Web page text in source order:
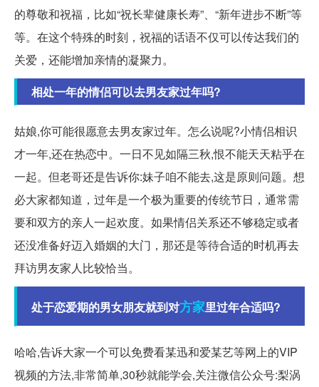
的尊敬和祝福，比如“祝长辈健康长寿”、“新年进步不断”等
等。在这个特殊的时刻，祝福的话语不仅可以传达我们的
关爱，还能增加亲情的凝聚力。
相处一年的情侣可以去男友家过年吗?
姑娘,你可能很愿意去男友家过年。怎么说呢?小情侣相识
才一年,还在热恋中。一日不见如隔三秋,恨不能天天粘乎在
一起。但老哥还是告诉你:妹子咱不能去,这是原则问题。想
必大家都知道，过年是一个极为重要的传统节日，通常需
要和双方的亲人一起欢度。如果情侣关系还不够稳定或者
还没准备好迈入婚姻的大门，那还是等待合适的时机再去
拜访男友家人比较恰当。
处于恋爱期的男女朋友就到对方家里过年合适吗?
哈哈,告诉大家一个可以免费看某迅和爱某艺等网上的VIP
视频的方法,非常简单,30秒就能学会,关注微信公众号:梨涡